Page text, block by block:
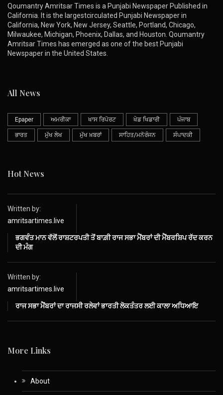
Qoumantry Amritsar Times is a Punjabi Newspaper Published in
California. It is the largestcirculated Punjabi Newspaper in
California, New York, New Jersey, Seattle, Portland, Chicago,
Milwaukee, Michigan, Phoenix, Dallas, and Houston. Qoumantry
Amritsar Times has emerged as one of the best Punjabi
Newspaper in the United States.
All News
Epaper ਅਮਰੀਕਾ ਖਾਸ ਰਿਪੋਰਟ ਖੇਡ ਖਿਡਾਰੀ ਪੰਜਾਬ
ਭਾਰਤ ਮੁੱਖ ਲੇਖ ਮੁੱਖ ਖ਼ਬਰਾਂ ਸਾਹਿਤ/ਮਨੋਰੰਜਨ ਸੰਪਾਦਕੀ
Hot News
Written by:
amritsartimes.live
ਭਗਵੰਤ ਮਾਨ ਵੱਲੋਂ ਰਾਸ਼ਟਰਪਤੀ ਤੋਂ ਬਾਗ਼ੀ ਰਾਜ ਸਭਾ ਮੈਂਬਰਾਂ ਦੀ ਮੈਂਬਰਸ਼ਿਪ ਰੱਦ ਕਰਨ
ਦੀ ਮੰਗ
Written by:
amritsartimes.live
ਰਾਜ ਸਭਾ ਮੈਂਬਰਾਂ ਦਾ ਰਾਜਸੀ ਰਲੇਵਾਂ ਭਾਰਤੀ ਲੋਕਤੰਤਰ ਲਈ ਕਾਲਾ ਅਧਿਆਇ
More Links
About